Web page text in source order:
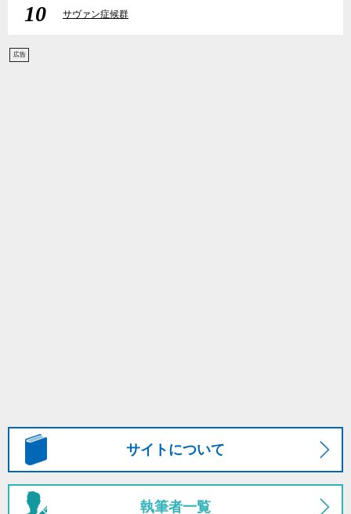
10 サヴァン症候群
広告
サイトについて
執筆者一覧